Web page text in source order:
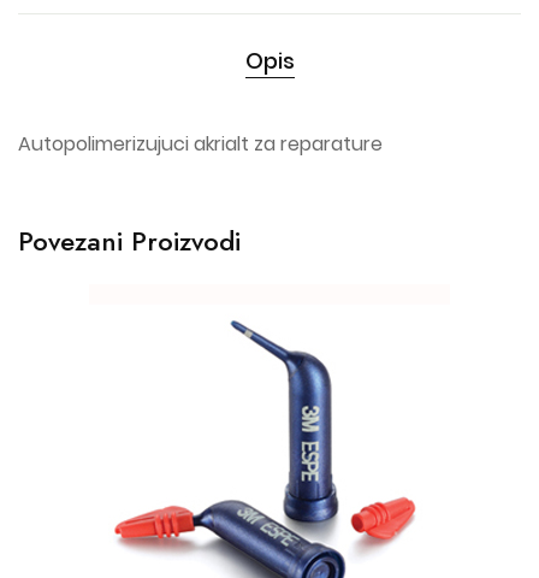
Opis
Autopolimerizujuci akrialt za reparature
Povezani Proizvodi